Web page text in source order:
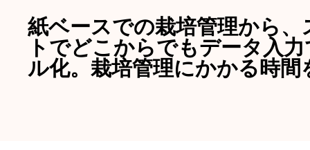
紙ベースでの栽培管理から
トでどこからでもデータ入
ル化。栽培管理にかかる時間